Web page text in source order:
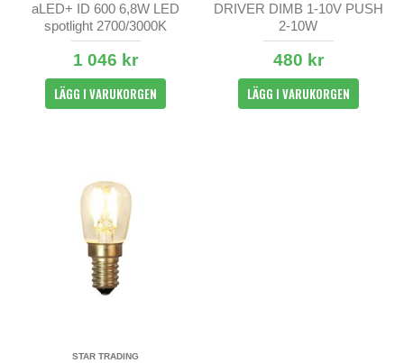
aLED+ ID 600 6,8W LED
spotlight 2700/3000K
1 046 kr
LÄGG I VARUKORGEN
DRIVER DIMB 1-10V PUSH
2-10W
480 kr
LÄGG I VARUKORGEN
STAR TRADING